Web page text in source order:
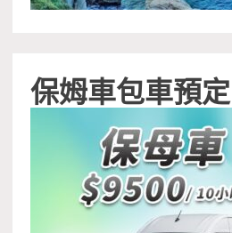
保姆車包車預定